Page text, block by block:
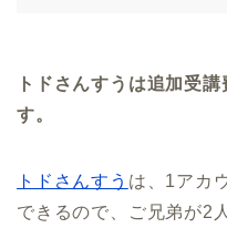
トドさんすうは追加受
す。
トドさんすう は、1アカ
できるので、ご兄弟が2